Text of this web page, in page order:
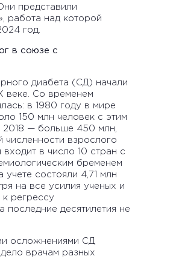
представили
работа над которой
год.
в союзе с
диабета (СД) начали
веке. Со временем
в 1980 году в мире
150 млн человек с этим
2018 — больше 450 млн,
численности взрослого
входит в число 10 стран с
бременем
состояли 4,71 млн
на все усилия ученых и
к регрессу
последние десятилетия не
осложнениями СД
врачам разных